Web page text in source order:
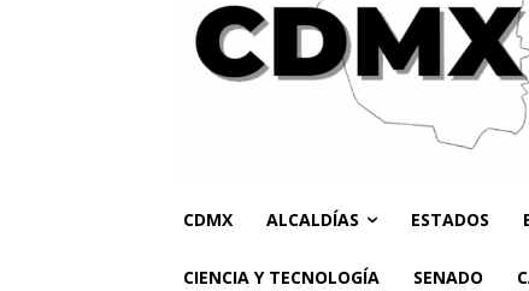
CDMX ALCALDÍAS ESTADOS
CIENCIA Y TECNOLOGÍA SENADO